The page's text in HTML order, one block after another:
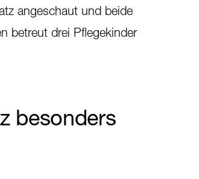
angeschaut und beide
betreut drei Pflegekinder
besonders